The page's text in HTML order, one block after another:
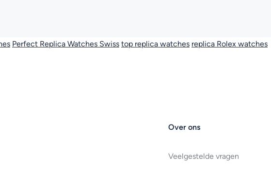
Perfect Replica Watches Swiss top replica watches replica Rolex watches
Over ons
Veelgestelde vragen